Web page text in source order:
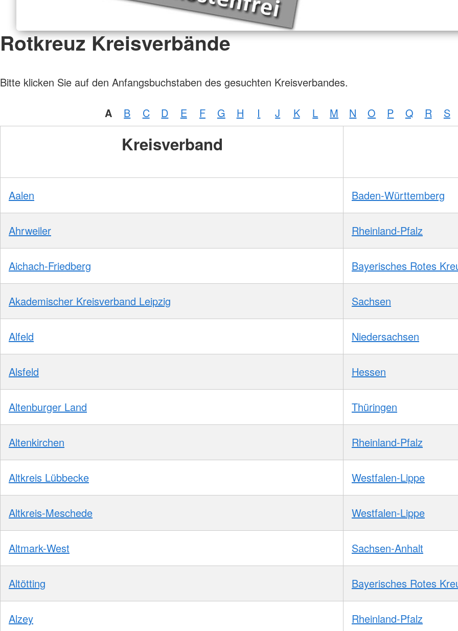
Rotkreuz Kreisverbände
Bitte klicken Sie auf den Anfangsbuchstaben des gesuchten Kreisverbandes.
A B C D E F G H I J K L M N O P Q R S
Kreisverband
Aalen Baden-Württemberg
Ahrweiler Rheinland-Pfalz
Aichach-Friedberg Bayerisches Rotes
Akademischer Kreisverband Leipzig Sachsen
Alfeld Niedersachsen
Alsfeld Hessen
Altenburger Land Thüringen
Altenkirchen Rheinland-Pfalz
Altkreis Lübbecke Westfalen-Lippe
Altkreis-Meschede Westfalen-Lippe
Altmark-West Sachsen-Anhalt
Altötting Bayerisches Rotes
Alzey Rheinland-Pfalz